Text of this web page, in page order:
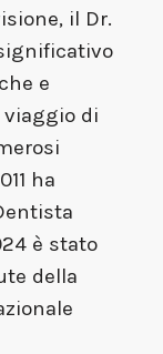
il Dr.
e
viaggio di
ha
è stato
della